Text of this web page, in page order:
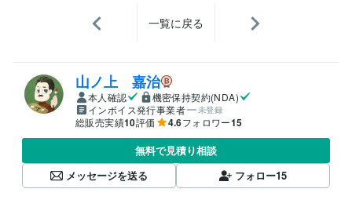
一覧に戻る
山ノ上 嘉治
本人確認
機密保持契約(NDA)
インボイス発行事業者
未登録
総販売実績10評価 4.6フォロワー15
無料で見積り相談
メッセージを送る
フォロー15